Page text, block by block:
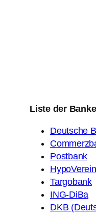
Liste der
Deutsche
Postbank
Targobank
ING-DiBa
DKB